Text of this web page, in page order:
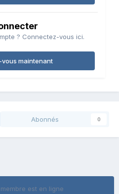
? Connectez-vous ici.
maintenant
Abonnés 0
est en ligne